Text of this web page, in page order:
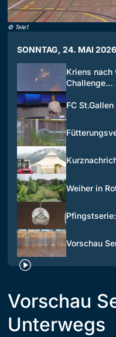
© Tele1
SONNTAG, 24. MAI 2026
Kriens nach
Challenge…
FC
Weiher in
Vorschau
Vorschau
Unterwegs